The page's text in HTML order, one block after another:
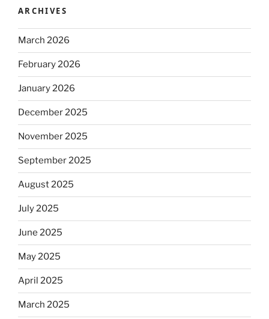
ARCHIVES
March 2026
February 2026
January 2026
December 2025
November 2025
September 2025
August 2025
July 2025
June 2025
May 2025
April 2025
March 2025